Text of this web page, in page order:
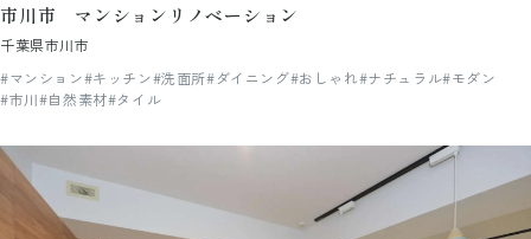
市川市 マンションリノベーション
千葉県市川市
#マンション#キッチン#洗面所#ダイニング#おしゃれ#ナチュラル#モダン
#市川#自然素材#タイル